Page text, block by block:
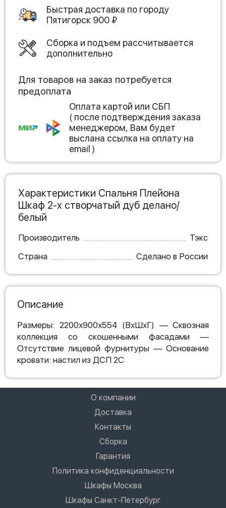
Быстрая доставка по городу
Пятигорск 900 ₽
Сборка и подъем рассчитывается
дополнительно
Для товаров на заказ потребуется
предоплата
Оплата картой или СБП
( после подтверждения заказа
менеджером, Вам будет
выслана ссылка на оплату на
email )
Характеристики Спальня Плейона
Шкаф 2-х створчатый дуб делано/
белый
Производитель
Тэкс
Страна
Сделано в России
Описание
Размеры: 2200х900х554 (ВхШхГ) — Сквозная
коллекция со скошенными фасадами —
Отсутствие лицевой фурнитуры — Основание
кровати: настил из ДСП 2С
О компании
Доставка
Контакты
Сборка
Гарантия
Политика конфиденциальности
Шкафы Москва
Шкафы Санкт-Петербург